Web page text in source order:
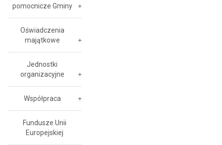
pomocnicze Gminy
Oświadczenia
majątkowe
Jednostki
organizacyjne
Współpraca
Fundusze Unii
Europejskiej